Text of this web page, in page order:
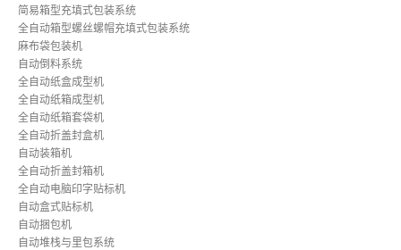
简易箱型充填式包装系统
全自动箱型螺丝螺帽充填式包装系统
麻布袋包装机
自动倒料系统
全自动纸盒成型机
全自动纸箱成型机
全自动纸箱套袋机
全自动折盖封盒机
自动装箱机
全自动折盖封箱机
全自动电脑印字贴标机
自动盒式贴标机
自动捆包机
自动堆栈与里包系统